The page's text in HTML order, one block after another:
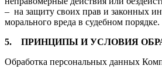
– на защиту своих прав и законных
морального вреда в судебном порядке.
5. ПРИНЦИПЫ И УСЛОВИЯ
Обработка персональных данных